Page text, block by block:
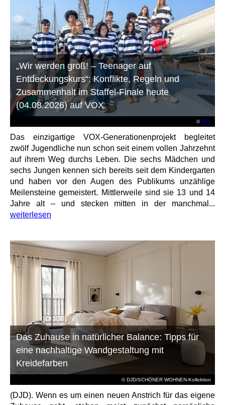
©RTL
„Wir werden groß! – Teenager auf
Entdeckungskurs“: Konflikte, Regeln und
Zusammenhalt im Staffel-Finale heute
(04.08.2026) auf VOX
Das einzigartige VOX-Generationenprojekt begleitet
zwölf Jugendliche nun schon seit einem vollen Jahrzehnt
auf ihrem Weg durchs Leben. Die sechs Mädchen und
sechs Jungen kennen sich bereits seit dem Kindergarten
und haben vor den Augen des Publikums unzählige
Meilensteine gemeistert. Mittlerweile sind sie 13 und 14
Jahre alt – und stecken mitten in der manchmal...
weiterlesen
© DJD/SCHÖNER WOHNEN-Kollektion
Das Zuhause in natürlicher Balance: Tipps für
eine nachhaltige Wandgestaltung mit
Kreidefarben
(DJD). Wenn es um einen neuen Anstrich für das eigene